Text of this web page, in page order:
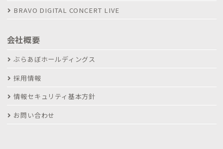
BRAVO DIGITAL CONCERT LIVE
会社概要
ぶらあぼホールディングス
採用情報
情報セキュリティ基本方針
お問い合わせ